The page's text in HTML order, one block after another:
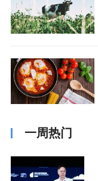
一周热门